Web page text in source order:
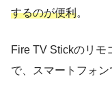
するのが便利。
Fire TV Stickのリモ
で、スマートフォン